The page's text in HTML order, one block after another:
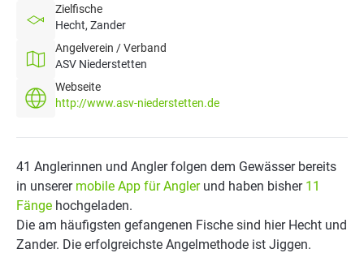
Zielfische
Hecht, Zander
Angelverein / Verband
ASV Niederstetten
Webseite
http://www.asv-niederstetten.de
41 Anglerinnen und Angler folgen dem Gewässer bereits
in unserer mobile App für Anglerund haben bisher 11
Fänge hochgeladen.
Die am häufigsten gefangenen Fische sind hier Hecht und
Zander. Die erfolgreichste Angelmethode ist Jiggen.